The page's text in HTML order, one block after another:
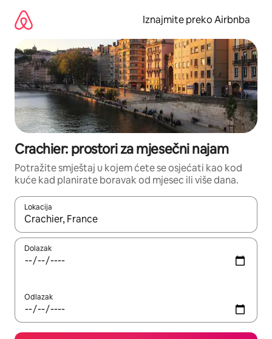
sadržaj
Iznajmite preko Airbnba
Crachier: prostori za mjesečni najam
Potražite smještaj u kojem ćete se osjećati kao kod
kuće kad planirate boravak od mjesec ili više dana.
Lokacija
Kada budu dostupni rezultati, moći ćete ih pregledati
Dolazak
Odlazak